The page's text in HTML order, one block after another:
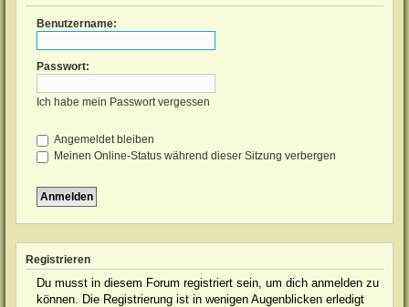
Benutzername:
Passwort:
Ich habe mein Passwort vergessen
Angemeldet bleiben
Meinen Online-Status während dieser Sitzung verbergen
Registrieren
Du musst in diesem Forum registriert sein, um dich anmelden zu
können. Die Registrierung ist in wenigen Augenblicken erledigt